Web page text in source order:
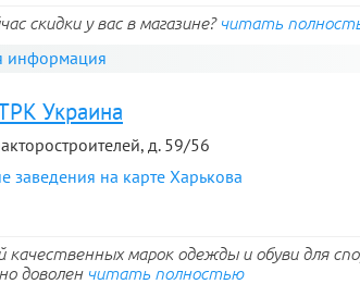
скидки у вас в магазине? читать
информация
Украина
д. 59/56
заведения на карте Харькова
качественных марок одежды и обуви для
доволен читать полностью